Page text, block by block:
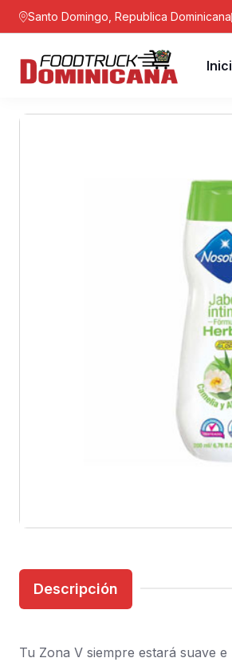
Santo Domingo, Republica Dominicana
Descripción
Tu Zona V siempre estará suave